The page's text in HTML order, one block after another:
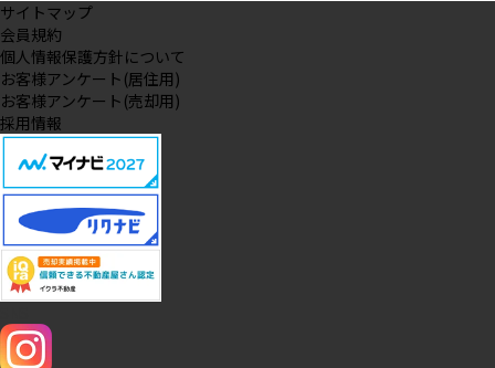
サイトマップ
会員規約
個人情報保護方針について
お客様アンケート(居住用)
お客様アンケート(売却用)
採用情報